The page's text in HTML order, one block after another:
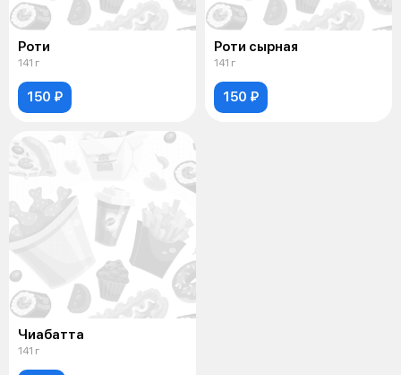
Роти
141 г
150 ₽
Роти сырная
141 г
150 ₽
Чиабатта
141 г